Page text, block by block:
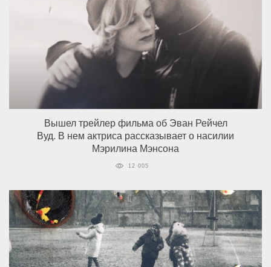
Вышел трейлер фильма об Эван Рейчел
Вуд. В нем актриса рассказывает о насилии
Мэрилина Мэнсона
12 005